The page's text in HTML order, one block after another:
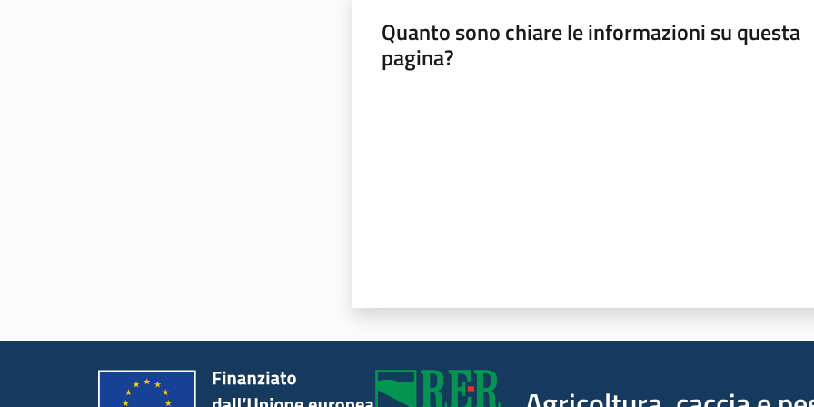
Quanto sono chiare le informazioni su questa
pagina?